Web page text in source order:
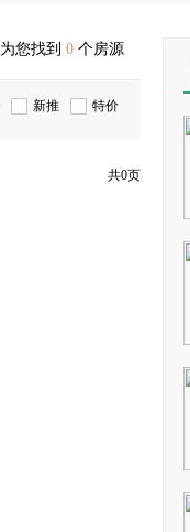
为您找到 0 个房源
新推 特价
共0页